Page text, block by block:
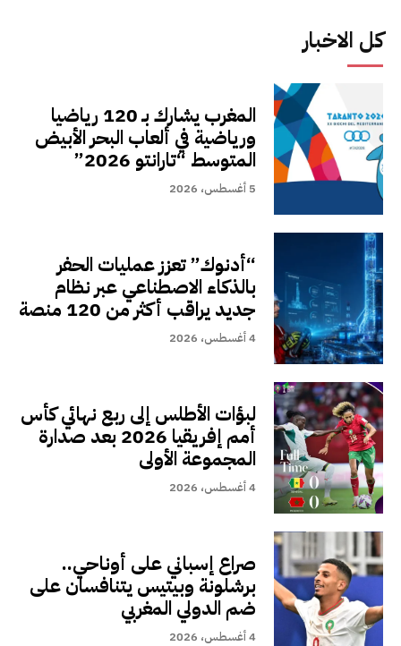
كل الاخبار
المغرب يشارك بـ 120 رياضيا
ورياضية في ألعاب البحر الأبيض
المتوسط “تارانتو 2026”
5 أغسطس، 2026
“أدنوك” تعزز عمليات الحفر
بالذكاء الاصطناعي عبر نظام
جديد يراقب أكثر من 120 منصة
4 أغسطس، 2026
لبؤات الأطلس إلى ربع نهائي كأس
أمم إفريقيا 2026 بعد صدارة
المجموعة الأولى
4 أغسطس، 2026
صراع إسباني على أوناحي..
برشلونة وبيتيس يتنافسان على
ضم الدولي المغربي
4 أغسطس، 2026